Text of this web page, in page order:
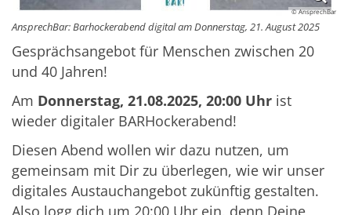
© AnsprechBar
AnsprechBar: Barhockerabend digital am Donnerstag, 21. August 2025
Gesprächsangebot für Menschen zwischen 20
und 40 Jahren!
Am Donnerstag, 21.08.2025, 20:00 Uhr ist
wieder digitaler BARHockerabend!
Diesen Abend wollen wir dazu nutzen, um
gemeinsam mit Dir zu überlegen, wie wir unser
digitales Austauchangebot zukünftig gestalten.
Also logg dich um 20:00 Uhr ein, denn Deine